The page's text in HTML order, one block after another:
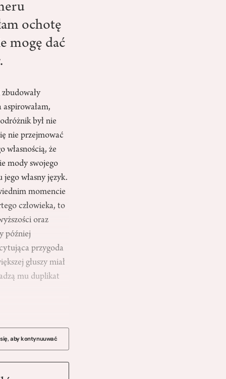
ochotę
mogę dać
był nie
nie przejmować
własnością, że
mody swojego
własny język.
momencie
człowieka, to
oraz
później
przygoda
głuszy miał
mu duplikat
aby kontynuuwać